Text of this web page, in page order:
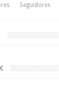
Seguidores